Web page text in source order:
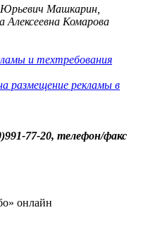
Юрьевич Машкарин,
Комарова
и техтребования
размещение рекламы в
77-20, телефон/факс
онлайн